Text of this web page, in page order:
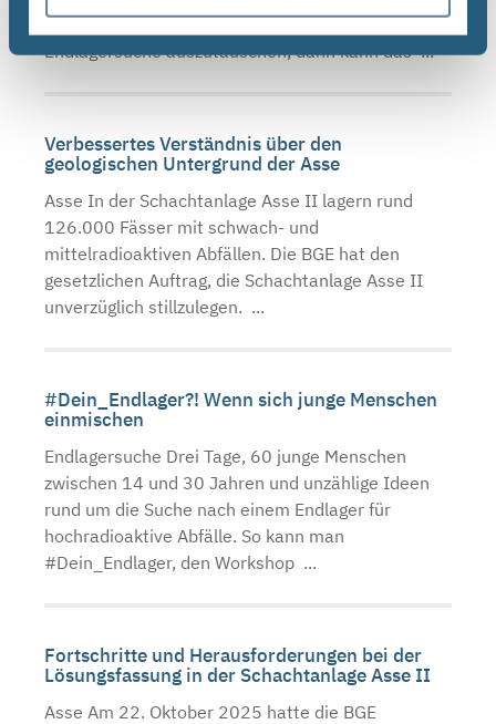
wissenschaftlichen Entwicklungen zur
Endlagersuche auszutauschen, dann kann das ...
Verbessertes Verständnis über den
geologischen Untergrund der Asse
Asse In der Schachtanlage Asse II lagern rund
126.000 Fässer mit schwach- und
mittelradioaktiven Abfällen. Die BGE hat den
gesetzlichen Auftrag, die Schachtanlage Asse II
unverzüglich stillzulegen. ...
#Dein_Endlager?! Wenn sich junge Menschen
einmischen
Endlagersuche Drei Tage, 60 junge Menschen
zwischen 14 und 30 Jahren und unzählige Ideen
rund um die Suche nach einem Endlager für
hochradioaktive Abfälle. So kann man
#Dein_Endlager, den Workshop ...
Fortschritte und Herausforderungen bei der
Lösungsfassung in der Schachtanlage Asse II
Asse Am 22. Oktober 2025 hatte die BGE